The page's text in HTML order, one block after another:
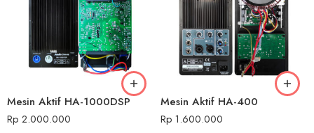
Mesin Aktif HA-1000DSP
Rp 2.000.000
Mesin Aktif HA-400
Rp 1.600.000